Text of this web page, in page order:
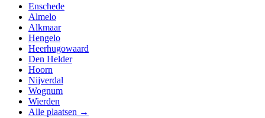
Enschede
Almelo
Alkmaar
Hengelo
Heerhugowaard
Den Helder
Hoorn
Nijverdal
Wognum
Wierden
Alle plaatsen →